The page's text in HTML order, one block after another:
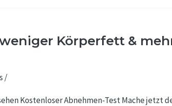
Körperfett &
/
Kostenloser Abnehmen-Test Mache jetzt